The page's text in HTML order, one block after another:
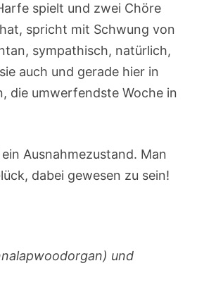
spielt und zwei Chöre
spricht mit Schwung von
sympathisch, natürlich,
auch und gerade hier in
die umwerfendste Woche in
Ausnahmezustand. Man
dabei gewesen zu sein!
und